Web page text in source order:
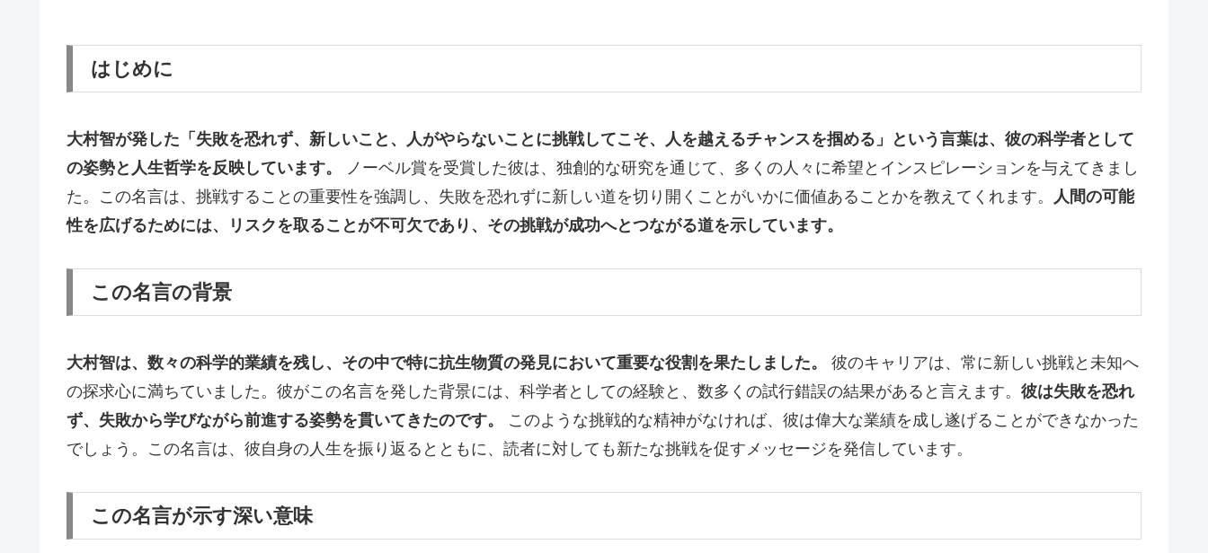
はじめに
大村智が発した「失敗を恐れず、新しいこと、人がやらないことに挑戦してこそ、人を越えるチャンスを掴める」という言葉は、彼の科学者として
の姿勢と人生哲学を反映しています。
ノーベル賞を受賞した彼は、独創的な研究を通じて、多くの人々に希望とインスピレーションを与えてきまし
た。この名言は、挑戦することの重要性を強調し、失敗を恐れずに新しい道を切り開くことがいかに価値あることかを教えてくれます。
人間の可能
性を広げるためには、リスクを取ることが不可欠であり、その挑戦が成功へとつながる道を示しています。
この名言の背景
大村智は、数々の科学的業績を残し、その中で特に抗生物質の発見において重要な役割を果たしました。
彼のキャリアは、常に新しい挑戦と未知へ
の探求心に満ちていました。彼がこの名言を発した背景には、科学者としての経験と、数多くの試行錯誤の結果があると言えます。 彼は失敗を恐れ
ず、失敗から学びながら前進する姿勢を貫いてきたのです。
このような挑戦的な精神がなければ、彼は偉大な業績を成し遂げることができなかった
でしょう。この名言は、彼自身の人生を振り返るとともに、読者に対しても新たな挑戦を促すメッセージを発信しています。
この名言が示す深い意味